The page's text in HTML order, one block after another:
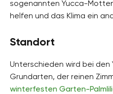
sogenannten Yucca-
helfen und das Klima ein
Standort
Unterschieden wird bei den
Grundarten, der reinen
winterfesten Garten-